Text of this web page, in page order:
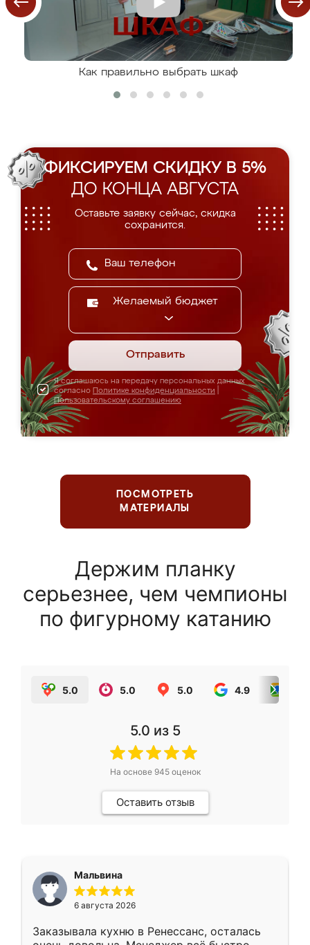
Как правильно выбрать шкаф
ФИКСИРУЕМ СКИДКУ В 5%
ДО КОНЦА АВГУСТА
Оставьте заявку сейчас, скидка
сохранится.
Желаемый бюджет
Отправить
Я соглашаюсь на передачу персональных данных
согласно Политике конфиденциальности
Пользовательскому соглашению
ПОСМОТРЕТЬ
МАТЕРИАЛЫ
Держим планку
серьезнее, чем чемпионы
по фигурному катанию
5.0 5.0 5.0 4.9
5.0 из 5
На основе 945оценок
Оставить отзыв
Мальвина
6 августа 2026
Заказывала кухню в Ренессанс, осталась